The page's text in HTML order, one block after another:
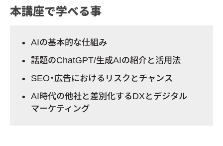
本講座で学べる事
AIの基本的な仕組み
話題のChatGPT/生成AIの紹介と活用法
SEO・広告におけるリスクとチャンス
AI時代の他社と差別化するDXとデジタル
マーケティング